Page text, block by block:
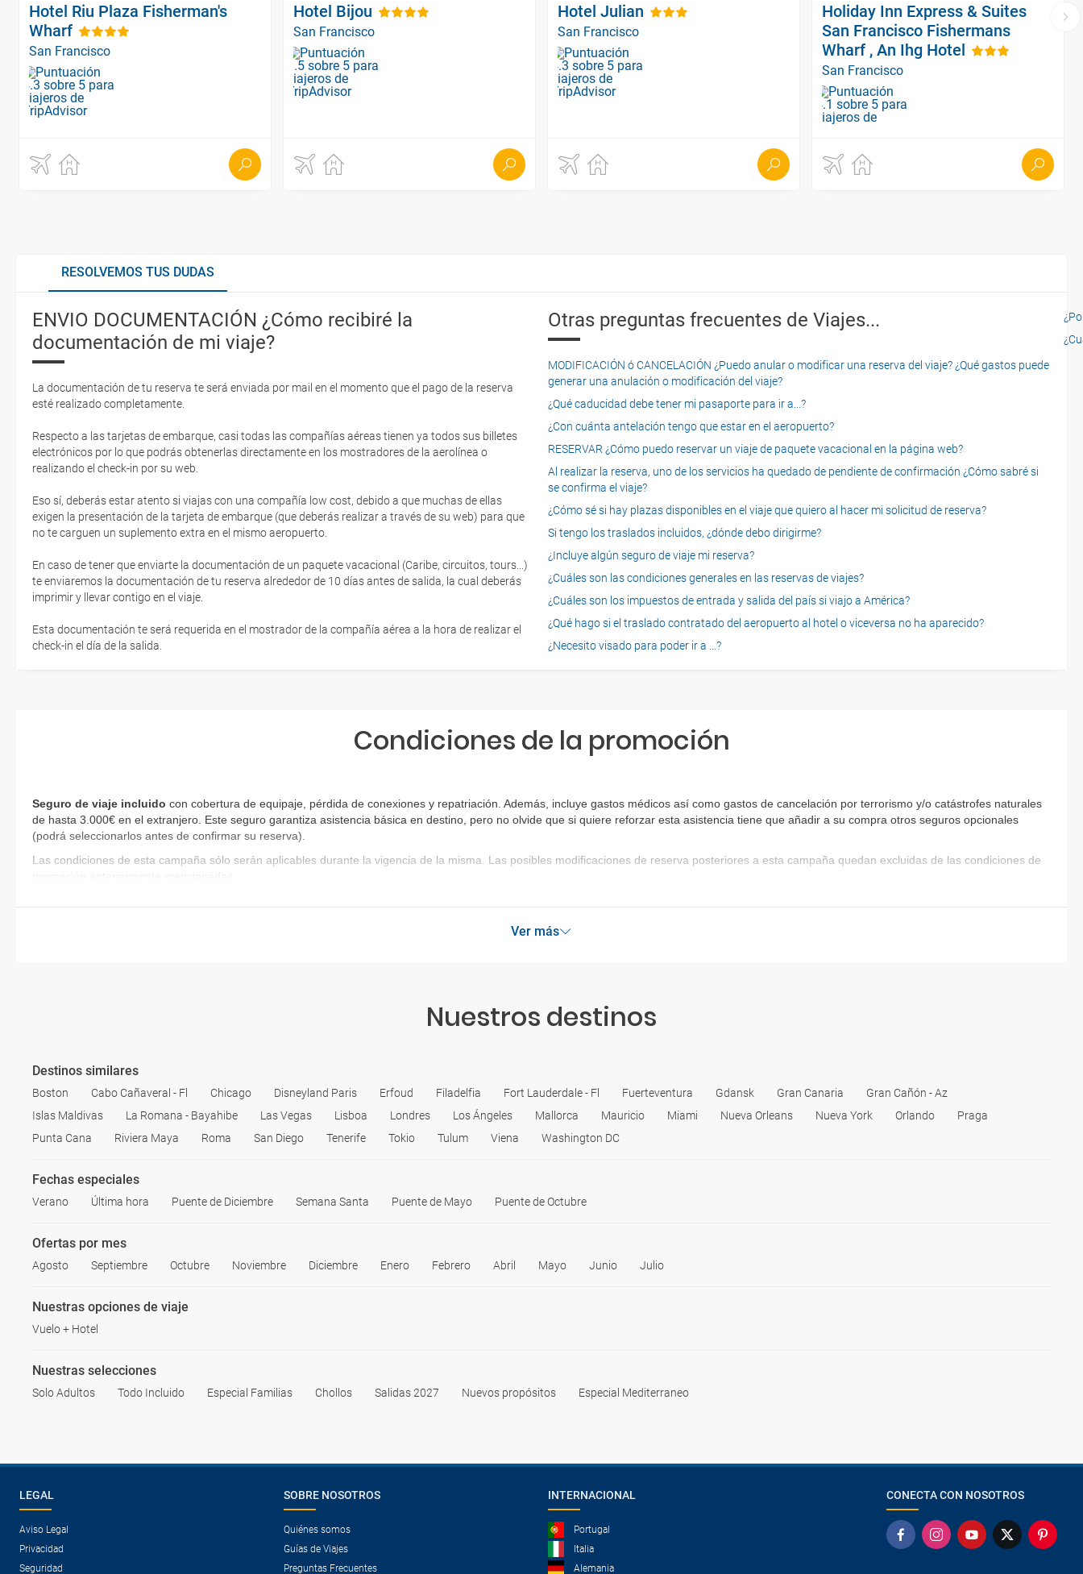
Hotel Riu Plaza Fisherman's
Wharf
San Francisco
Hotel Bijou
San Francisco
Hotel Julian
San Francisco
Holiday Inn Express & Suites
San Francisco Fishermans
Wharf , An Ihg Hotel
San Francisco
RESOLVEMOS TUS DUDAS
ENVIO DOCUMENTACIÓN ¿Cómo recibiré la
documentación de mi viaje?
La documentación de tu reserva te será enviada por mail en el momento que el pago de la reserva
esté realizado completamente.
Respecto a las tarjetas de embarque, casi todas las compañías aéreas tienen ya todos sus billetes
electrónicos por lo que podrás obtenerlas directamente en los mostradores de la aerolínea o
realizando el check-in por su web.
Eso sí, deberás estar atento si viajas con una compañía low cost, debido a que muchas de ellas
exigen la presentación de la tarjeta de embarque (que deberás realizar a través de su web) para que
no te carguen un suplemento extra en el mismo aeropuerto.
En caso de tener que enviarte la documentación de un paquete vacacional (Caribe, circuitos, tours...)
te enviaremos la documentación de tu reserva alrededor de 10 días antes de salida, la cual deberás
imprimir y llevar contigo en el viaje.
Esta documentación te será requerida en el mostrador de la compañía aérea a la hora de realizar el
check-in el día de la salida.
Otras preguntas frecuentes de Viajes...
MODIFICACIÓN ó CANCELACIÓN ¿Puedo anular o modificar una reserva del viaje? ¿Qué gastos puede
generar una anulación o modificación del viaje?
¿Qué caducidad debe tener mi pasaporte para ir a...?
¿Con cuánta antelación tengo que estar en el aeropuerto?
RESERVAR ¿Cómo puedo reservar un viaje de paquete vacacional en la página web?
Al realizar la reserva, uno de los servicios ha quedado de pendiente de confirmación ¿Cómo sabré si
se confirma el viaje?
¿Cómo sé si hay plazas disponibles en el viaje que quiero al hacer mi solicitud de reserva?
Si tengo los traslados incluidos, ¿dónde debo dirigirme?
¿Incluye algún seguro de viaje mi reserva?
¿Cuáles son las condiciones generales en las reservas de viajes?
¿Cuáles son los impuestos de entrada y salida del país si viajo a América?
¿Qué hago si el traslado contratado del aeropuerto al hotel o viceversa no ha aparecido?
¿Necesito visado para poder ir a ...?
Condiciones de la promoción
Seguro de viaje incluido con cobertura de equipaje, pérdida de conexiones y repatriación. Además, incluye gastos médicos así como gastos de cancelación por terrorismo y/o catástrofes naturales
de hasta 3.000€ en el extranjero. Este seguro garantiza asistencia básica en destino, pero no olvide que si quiere reforzar esta asistencia tiene que añadir a su compra otros seguros opcionales
(podrá seleccionarlos antes de confirmar su reserva)
Las condiciones de esta campaña sólo serán aplicables durante la vigencia de la misma. Las posibles modificaciones de reserva posteriores a esta campaña quedan excluidas de las condiciones de
promoción anteriormente mencionadas.
Ver más
Nuestros destinos
Destinos similares
Boston Cabo Cañaveral - Fl Chicago Disneyland Paris Erfoud Filadelfia Fort Lauderdale - Fl Fuerteventura Gdansk Gran Canaria
Gran Cañón - Az
Islas Maldivas
La Romana - Bayahibe Las Vegas Lisboa Londres Los Ángeles Mallorca Mauricio Miami Nueva Orleans Nueva York Orlando
Praga
Punta Cana
Riviera Maya Roma San Diego Tenerife Tokio Tulum Viena Washington DC
Fechas especiales
Verano Última hora Puente de Diciembre Semana Santa Puente de Mayo Puente de Octubre
Ofertas por mes
Agosto Septiembre Octubre Noviembre Diciembre Enero Febrero Abril Mayo Junio Julio
Nuestras opciones de viaje
Vuelo + Hotel
Nuestras selecciones
Solo Adultos Todo Incluido Especial Familias Chollos Salidas 2027 Nuevos propósitos Especial Mediterraneo
LEGAL
Aviso Legal
Privacidad
Seguridad
SOBRE NOSOTROS
Quiénes somos
Guías de Viajes
Preguntas Frecuentes
INTERNACIONAL
Portugal
Italia
Alemania
CONECTA CON NOSOTROS